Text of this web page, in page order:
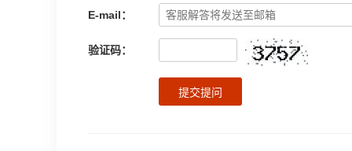
E-mail：
验证码：
提交提问